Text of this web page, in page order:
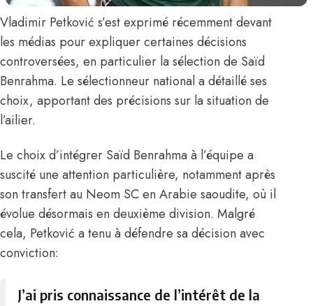
Vladimir Petković s’est exprimé récemment devant
les médias pour expliquer certaines décisions
controversées, en particulier la sélection de Saïd
Benrahma. Le sélectionneur national a détaillé ses
choix, apportant des précisions sur la situation de
l’ailier.
Le choix d’intégrer Saïd Benrahma à l’équipe a
suscité une attention particulière, notamment après
son transfert au Neom SC en Arabie saoudite, où il
évolue désormais en deuxième division. Malgré
cela, Petković a tenu à défendre sa décision avec
conviction:
J’ai pris connaissance de l’intérêt de la